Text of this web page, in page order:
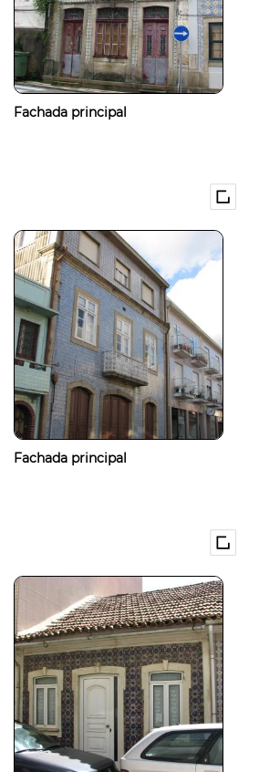
Fachada principal
Fachada principal